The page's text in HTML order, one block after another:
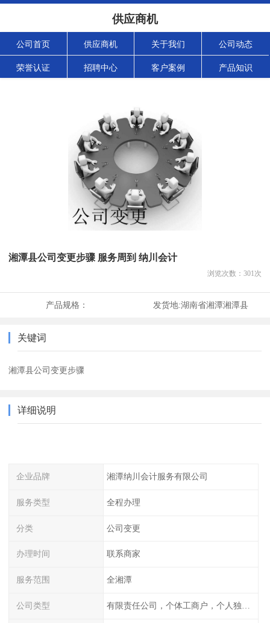
供应商机
公司首页 供应商机 关于我们 公司动态
荣誉认证 招聘中心 客户案例 产品知识
湘潭县公司变更步骤 服务周到 纳川会计
浏览次数： 301次
产品规格： 发货地:湖南省湘潭湘潭县
关键词
湘潭县公司变更步骤
详细说明
企业品牌 湘潭纳川会计服务有限公司
服务类型 全程办理
分类 公司变更
办理时间 联系商家
服务范围 全湘潭
公司类型